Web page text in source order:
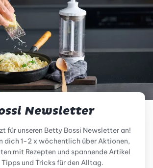
Newsletter
für unseren Betty Bossi Newsletter an!
dich 1-2 x wöchentlich über Aktionen,
mit Rezepten und spannende Artikel
und Tricks für den Alltag.